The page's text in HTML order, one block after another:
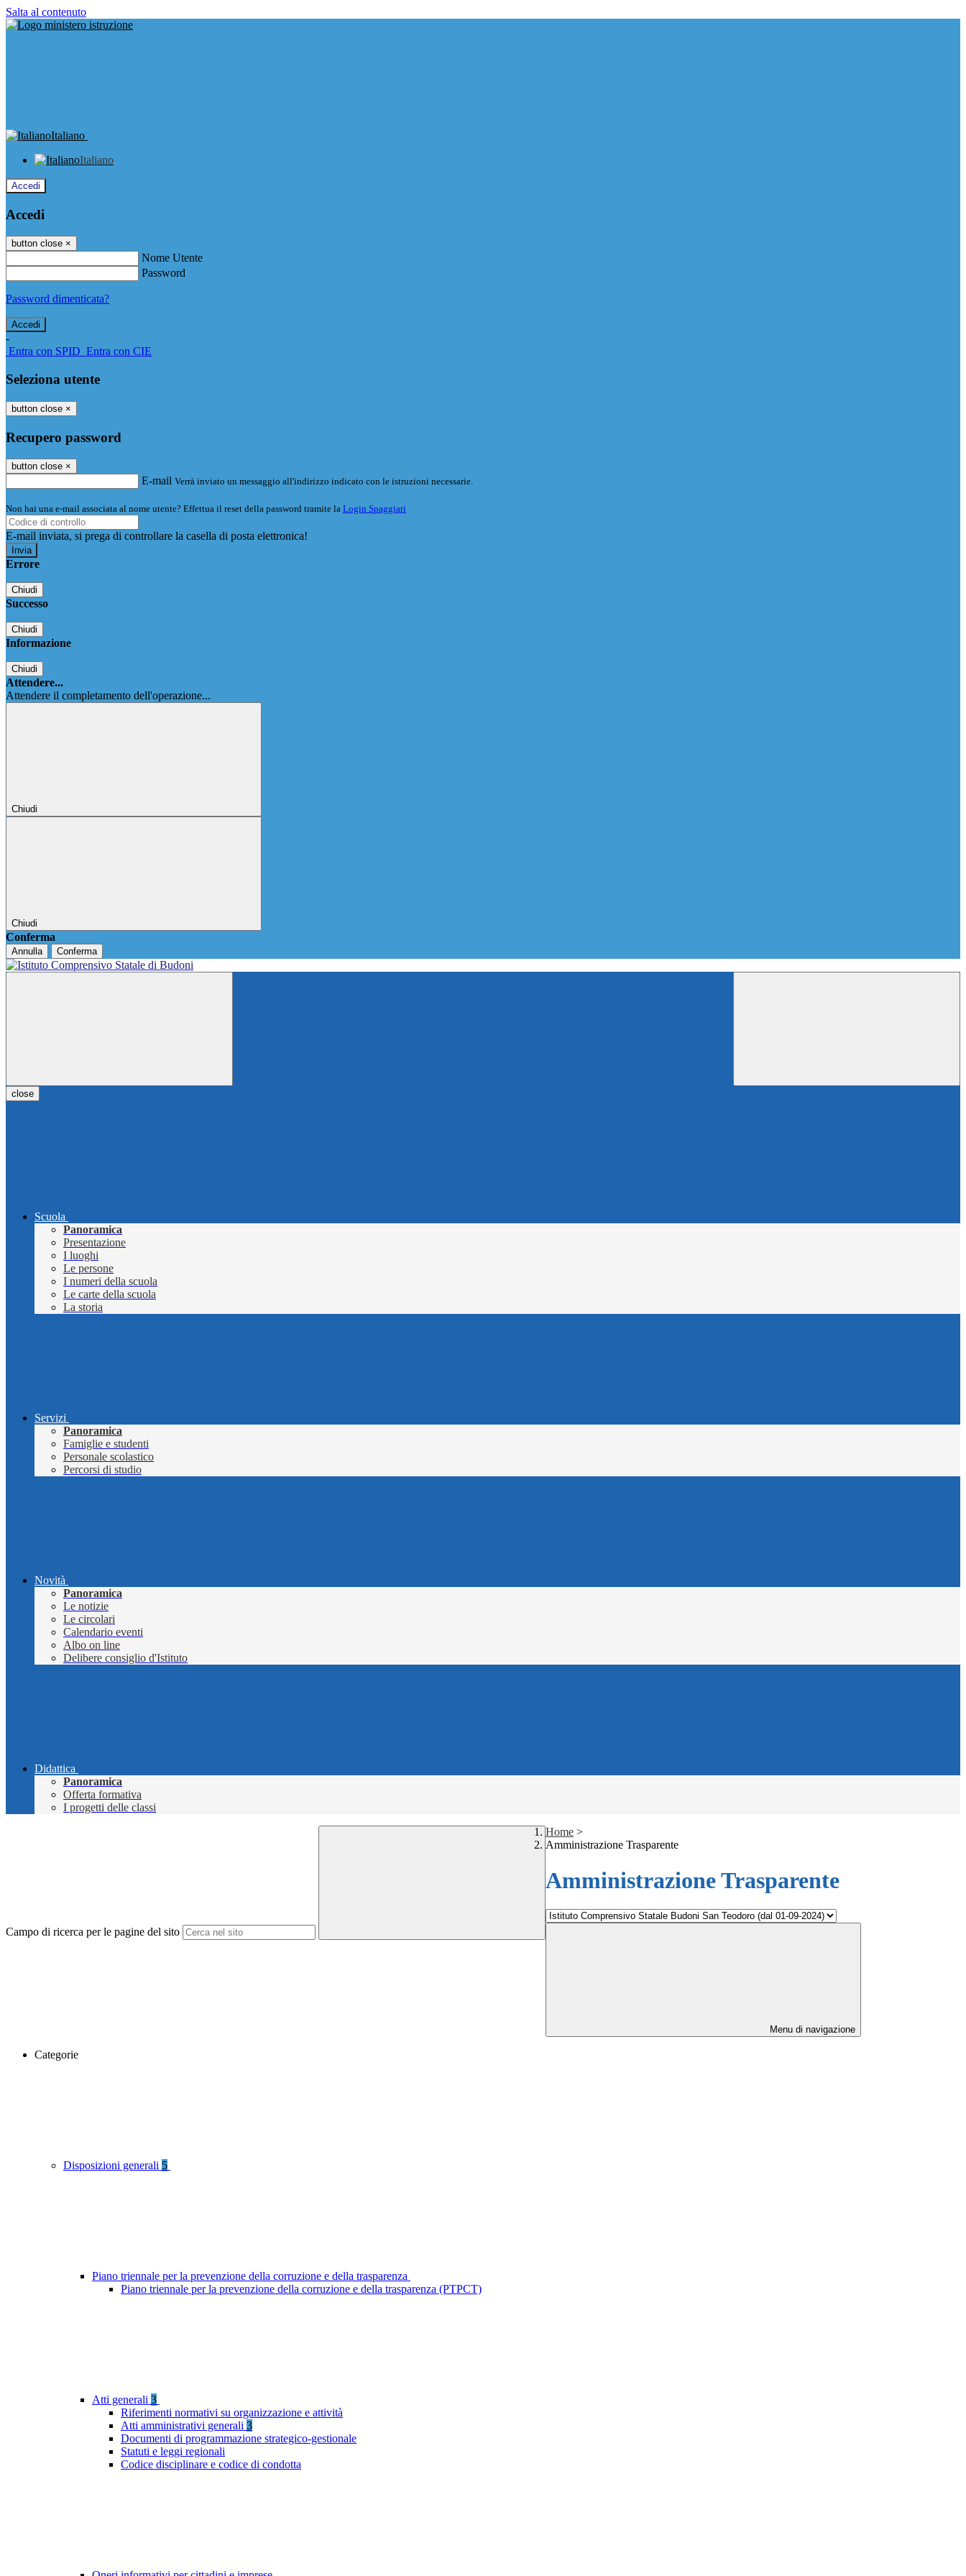
Salta al contenuto
Italiano
Italiano
Accedi
Accedi
button close ×
Nome Utente
Password
Password dimenticata?
-
Entra con SPID Entra con CIE
Seleziona utente
button close ×
Recupero password
button close ×
E-mail Verrà inviato un messaggio all'indirizzo indicato con le istruzioni necessarie.
Non hai una e-mail associata al nome utente? Effettua il reset della password tramite la Login Spaggiari
E-mail inviata, si prega di controllare la casella di posta elettronica!
Errore
Chiudi
Successo
Chiudi
Informazione
Chiudi
Attendere...
Attendere il completamento dell'operazione...
Chiudi
Chiudi
Conferma
Annulla Conferma
close
Scuola
Panoramica
Presentazione
I luoghi
Le persone
I numeri della scuola
Le carte della scuola
La storia
Servizi
Panoramica
Famiglie e studenti
Personale scolastico
Percorsi di studio
Novità
Panoramica
Le notizie
Le circolari
Calendario eventi
Albo on line
Delibere consiglio d'Istituto
Didattica
Panoramica
Offerta formativa
I progetti delle classi
Campo di ricerca per le pagine del sito
Home >
Amministrazione Trasparente
Amministrazione Trasparente
Menu di navigazione
Categorie
Disposizioni generali 5
Piano triennale per la prevenzione della corruzione e della trasparenza
Piano triennale per la prevenzione della corruzione e della trasparenza (PTPCT)
Atti generali 3
Riferimenti normativi su organizzazione e attività
Atti amministrativi generali 3
Documenti di programmazione strategico-gestionale
Statuti e leggi regionali
Codice disciplinare e codice di condotta